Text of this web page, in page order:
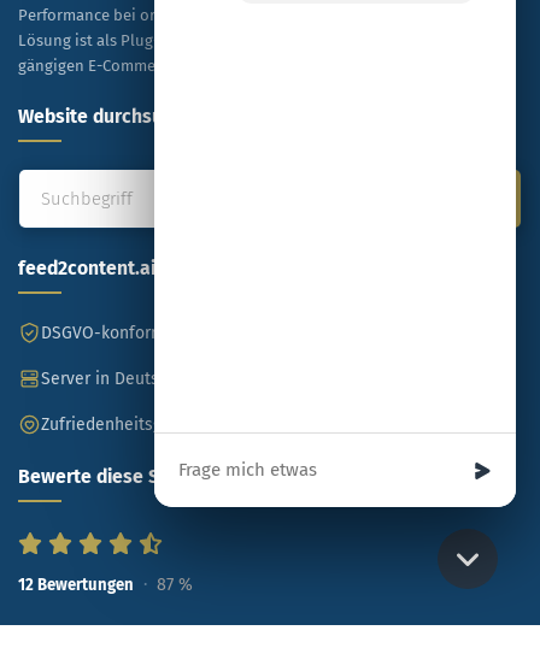
Performance bei organischen Rankings und bezahlten Anzeigen. Die
Lösung ist als Plug-and-Play-Modell konzipiert und mit allen
gängigen E-Commerce-Plattformen kompatibel.
Website durchsuchen
feed2content.ai
DSGVO-konform
Server in Deutschland
Zufriedenheitsgarantie
Bewerte diese Seite
12 Bewertungen 87 %